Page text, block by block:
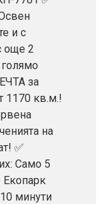
и с
още 2
за
1170 кв.м.!
на
✅
Само 5
Екопарк
минути